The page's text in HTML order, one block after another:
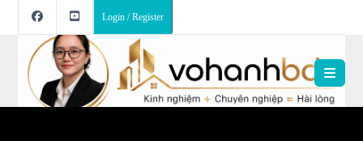
Login / Register